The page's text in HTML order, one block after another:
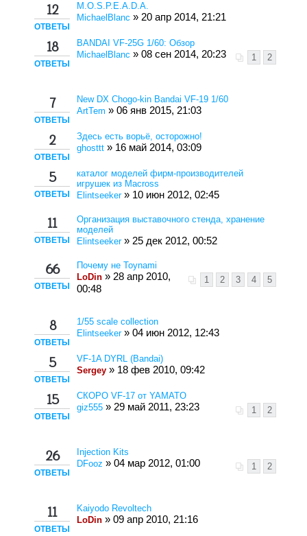
12
ОТВЕТЫ
M.O.S.P.E.A.D.A.
MichaelBlanc » 20 апр 2014, 21:21
18
ОТВЕТЫ
BANDAI VF-25G 1/60: Обзор
1
2
MichaelBlanc » 08 сен 2014, 20:23
7
ОТВЕТЫ
New DX Chogo-kin Bandai VF-19 1/60
ArtTem » 06 янв 2015, 21:03
2
ОТВЕТЫ
Здесь есть ворьё, осторожно!
ghosttt » 16 май 2014, 03:09
5
ОТВЕТЫ
каталог моделей фирм-производителей
игрушек из Macross
Elintseeker» 10 июн 2012, 02:45
11
ОТВЕТЫ
Организация выставочного стенда, хранение
моделей
Elintseeker» 25 дек 2012, 00:52
66
ОТВЕТЫ
Почему не Toynami
1
2 3 4 5
LoDin » 28 апр 2010,
00:48
8
ОТВЕТЫ
1/55 scale collection
Elintseeker» 04 июн 2012, 12:43
5
ОТВЕТЫ
VF-1A DYRL (Bandai)
Sergey » 18 фев 2010, 09:42
15
ОТВЕТЫ
СКОРО VF-17 от YAMATO
1
2
giz555 » 29 май 2011, 23:23
26
ОТВЕТЫ
Injection Kits
1
2
DFooz » 04 мар 2012, 01:00
11
ОТВЕТЫ
Kaiyodo Revoltech
LoDin » 09 апр 2010, 21:16